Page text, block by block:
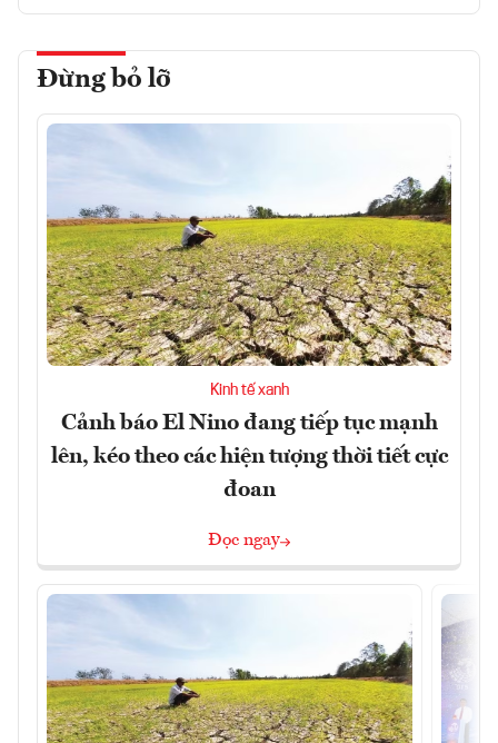
Đừng bỏ lỡ
Kinh tế xanh
Cảnh báo El Nino đang tiếp tục mạnh
lên, kéo theo các hiện tượng thời tiết cực
đoan
Đọc ngay